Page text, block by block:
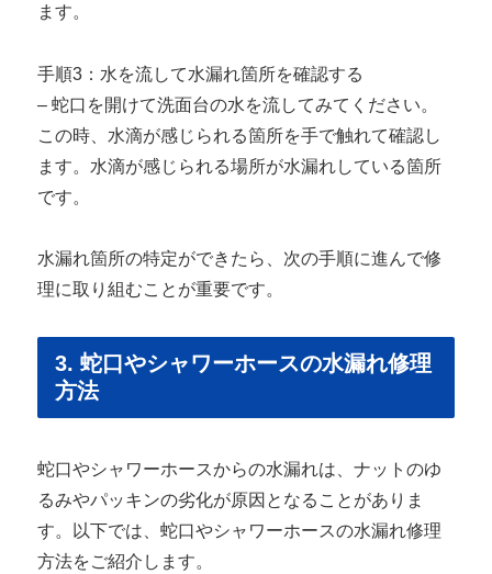
ます。
手順3：水を流して水漏れ箇所を確認する
– 蛇口を開けて洗面台の水を流してみてください。
この時、水滴が感じられる箇所を手で触れて確認し
ます。水滴が感じられる場所が水漏れしている箇所
です。
水漏れ箇所の特定ができたら、次の手順に進んで修
理に取り組むことが重要です。
3. 蛇口やシャワーホースの水漏れ修理
方法
蛇口やシャワーホースからの水漏れは、ナットのゆ
るみやパッキンの劣化が原因となることがありま
す。以下では、蛇口やシャワーホースの水漏れ修理
方法をご紹介します。